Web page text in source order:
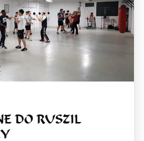
DO RUSZIL